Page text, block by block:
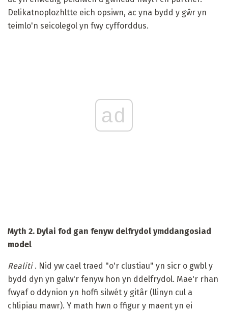
Delikatnoplozhltte eich opsiwn, ac yna bydd y gŵr yn
teimlo'n seicolegol yn fwy cyfforddus.
ad
Myth 2. Dylai fod gan fenyw delfrydol ymddangosiad
model
Realiti. Nid yw cael traed "o'r clustiau" yn sicr o gwbl y
bydd dyn yn galw'r fenyw hon yn ddelfrydol. Mae'r rhan
fwyaf o ddynion yn hoffi silwét y gitâr (llinyn cul a
chlipiau mawr). Y math hwn o ffigur y maent yn ei